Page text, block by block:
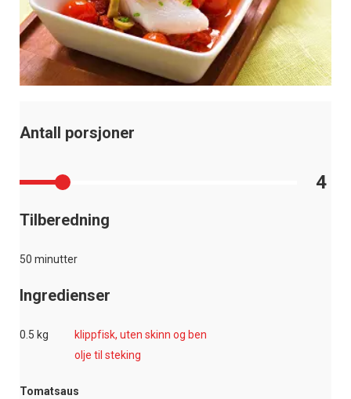
Antall porsjoner
4
Tilberedning
50 minutter
Ingredienser
0.5 kg
klippfisk, uten skinn og ben
olje til steking
Tomatsaus